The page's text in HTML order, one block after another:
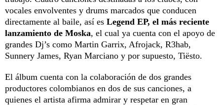
vocales envolventes y drums marcados que conducen
directamente al baile, así es Legend EP, el más reciente
lanzamiento de Moska, el cual ya cuenta con el apoyo de
grandes Dj’s como Martin Garrix, Afrojack, R3hab,
Sunnery James, Ryan Marciano y por supuesto, Tiësto.
El álbum cuenta con la colaboración de dos grandes
productores colombianos en dos de sus canciones, a
quienes el artista afirma admirar y respetar en gran